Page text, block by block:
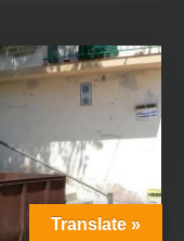
Translate »